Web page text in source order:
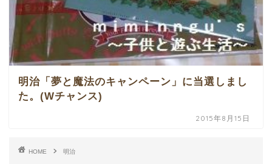
明治「夢と魔法のキャンペーン」に当選しまし
た。(Wチャンス)
2015年8月15日
HOME 明治